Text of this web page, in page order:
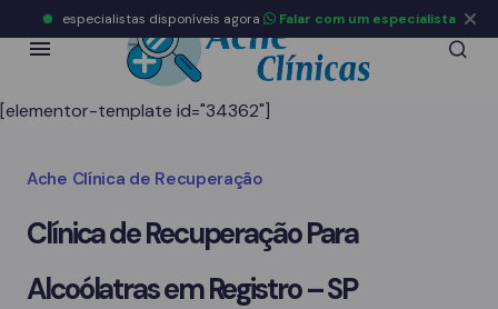
[elementor-template id="34362"]
Ache Clínica de Recuperação
Clínica de Recuperação Para
Alcoólatras em Registro – SP
especialistas disponíveis agora Falar com um especialista